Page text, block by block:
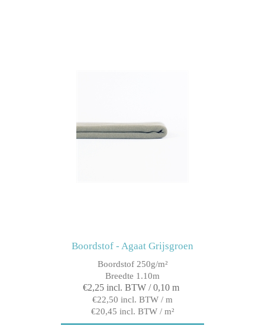
Boordstof - Agaat Grijsgroen
Boordstof 250g/m²
Breedte 1.10m
€2,25 incl. BTW / 0,10 m
€22,50 incl. BTW / m
€20,45 incl. BTW / m²